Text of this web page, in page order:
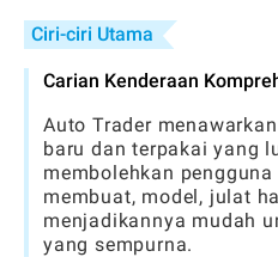
Ciri-ciri Utama
Carian Kenderaan
Auto Trader
baru dan terpakai yang
membolehkan
membuat, model, julat
menjadikannya mudah
yang sempurna.